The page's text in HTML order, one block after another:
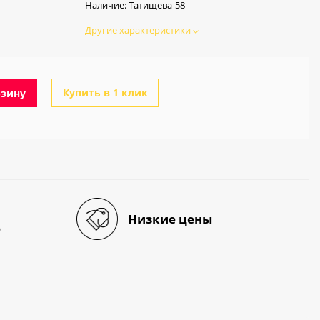
Наличие:Татищева-58
Другие характеристики
Купить в 1 клик
Низкие цены